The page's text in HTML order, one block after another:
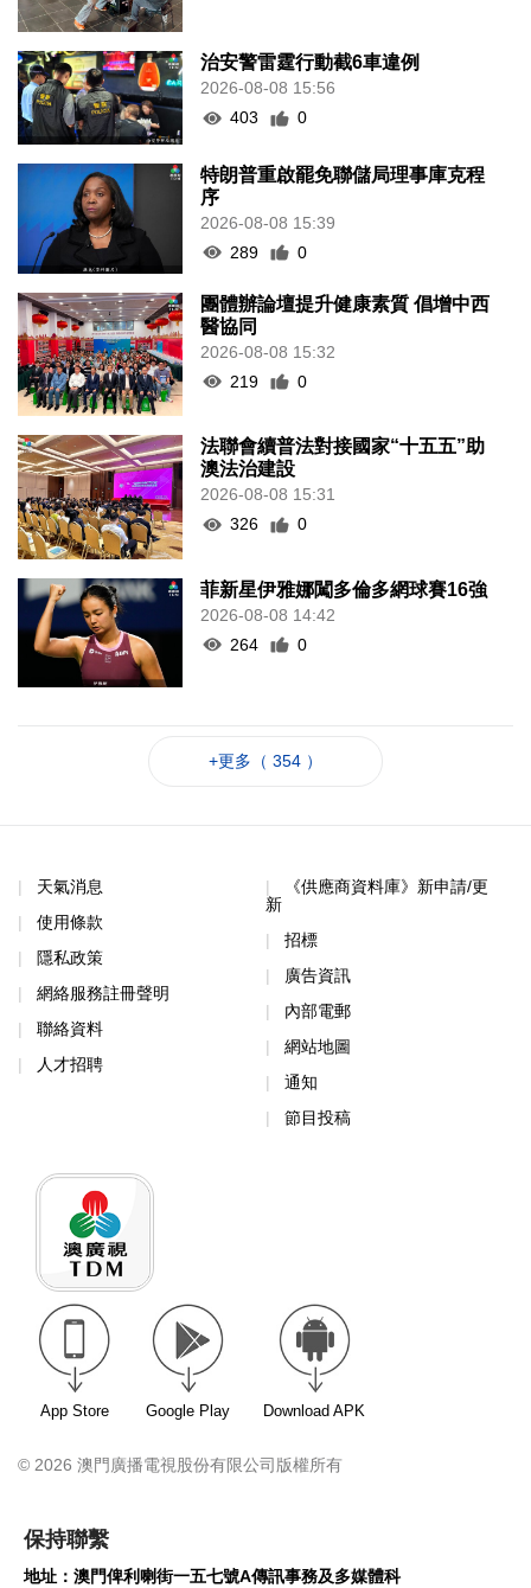
治安警雷霆行動截6車違例
2026-08-08 15:56
403
0
特朗普重啟罷免聯儲局理事庫克程
序
2026-08-08 15:39
289
0
團體辦論壇提升健康素質 倡增中西
醫協同
2026-08-08 15:32
219
0
法聯會續普法對接國家“十五五”助
澳法治建設
2026-08-08 15:31
326
0
菲新星伊雅娜闖多倫多網球賽16強
2026-08-08 14:42
264
0
+更多（ 354 ）
天氣消息
使用條款
隱私政策
網絡服務註冊聲明
聯絡資料
人才招聘
《供應商資料庫》新申請/更
新
招標
廣告資訊
內部電郵
網站地圖
通知
節目投稿
App Store Google Play Download APK
© 2026 澳門廣播電視股份有限公司版權所有
保持聯繫
地址：澳門俾利喇街一五七號A傳訊事務及多媒體科